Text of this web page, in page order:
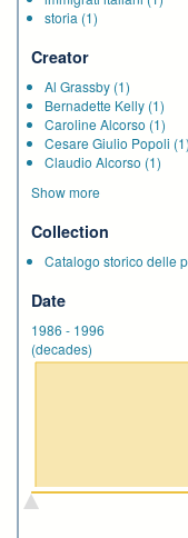
storia (1)
Creator
Al Grassby (1)
Bernadette Kelly (1)
Caroline Alcorso (1)
Cesare Giulio Popoli (1)
Claudio Alcorso (1)
Show more
Collection
Catalogo storico delle
Date
1986 - 1996
(decades)